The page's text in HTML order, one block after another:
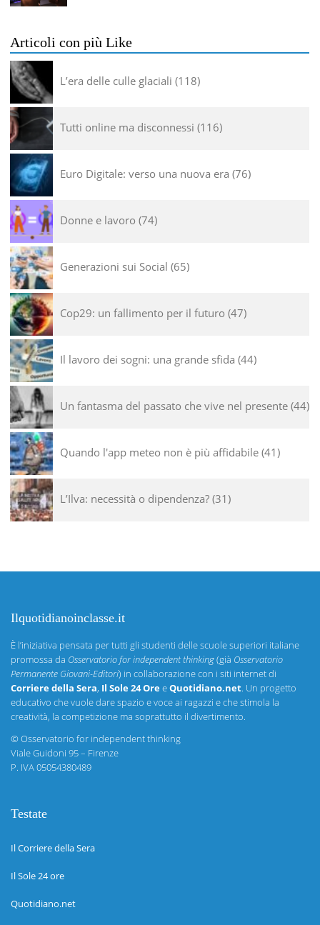
Articoli con più Like
L’era delle culle glaciali 118
Tutti online ma disconnessi 116
Euro Digitale: verso una nuova era 76
Donne e lavoro 74
Generazioni sui Social 65
Cop29: un fallimento per il futuro 47
Il lavoro dei sogni: una grande sfida 44
Un fantasma del passato che vive nel presente 44
Quando l'app meteo non è più affidabile 41
L’Ilva: necessità o dipendenza? 31
Ilquotidianoinclasse.it
È l’iniziativa pensata per tutti gli studenti delle scuole superiori italiane
promossa da Osservatorio for independent thinking(già Osservatorio
Permanente Giovani-Editori) in collaborazione con i siti internet di
Corriere della Sera, Il Sole 24 OreeQuotidiano.net. Un progetto
educativo che vuole dare spazio e voce ai ragazzi e che stimola la
creatività, la competizione ma soprattutto il divertimento.
©Osservatorio for independent thinking
Viale Guidoni 95 – Firenze
P. IVA 05054380489
Testate
Il Corriere della Sera
Il Sole 24 ore
Quotidiano.net